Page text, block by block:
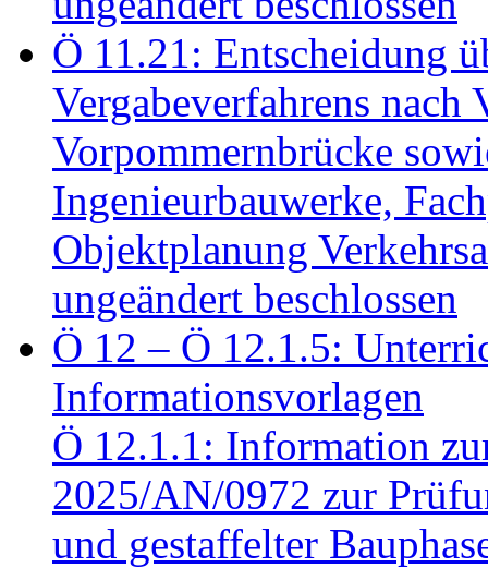
Ö 11.21: Entscheidung
Vergabeverfahrens
Vorpommernbrücke
Ingenieurbauwerke,
Objektplanung
ungeändert beschlossen
Ö 12 – Ö 12.1.5:
Informationsvorlagen
Ö 12.1.1: Information
2025/AN/0972 zur
und gestaffelter